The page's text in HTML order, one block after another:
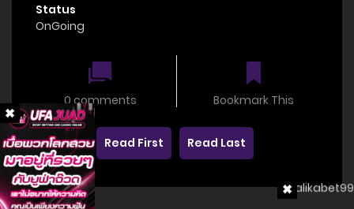
Status
OnGoing
0 comments Bookmark This
Read First Read Last